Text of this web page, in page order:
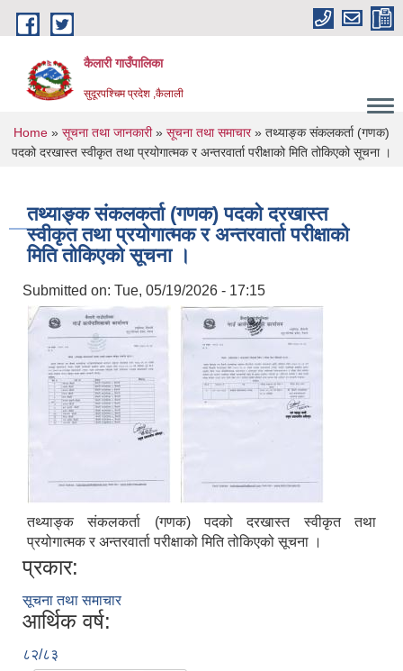
Skip to main content
कैलारी गाउँपालिका
सुदूरपश्चिम प्रदेश ,कैलाली
You are here
Home » सूचना तथा जानकारी» सूचना तथा समाचार» तथ्याङ्क संकलकर्ता (गणक)
पदको दरखास्त स्वीकृत तथा प्रयोगात्मक र अन्तरवार्ता परीक्षाको मिति तोकिएको सूचना ।
तथ्याङ्क संकलकर्ता (गणक) पदको दरखास्त
स्वीकृत तथा प्रयोगात्मक र अन्तरवार्ता परीक्षाको
मिति तोकिएको सूचना ।
Submitted on: Tue, 05/19/2026 - 17:15
तथ्याङ्क संकलकर्ता (गणक) पदको दरखास्त स्वीकृत तथा
प्रयोगात्मक र अन्तरवार्ता परीक्षाको मिति तोकिएको सूचना ।
प्रकार:
सूचना तथा समाचार
आर्थिक वर्ष:
८२/८३